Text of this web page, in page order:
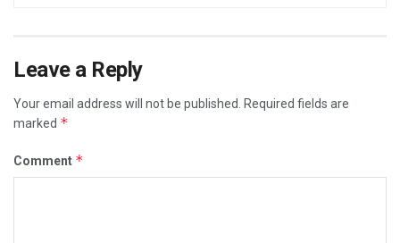
Leave a Reply
Your email address will not be published.
Required fields are
marked *
Comment *